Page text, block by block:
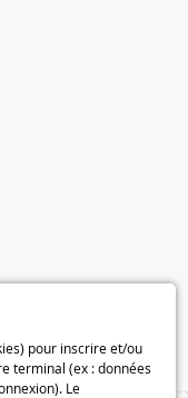
pour inscrire et/ou
terminal (ex : données
Le